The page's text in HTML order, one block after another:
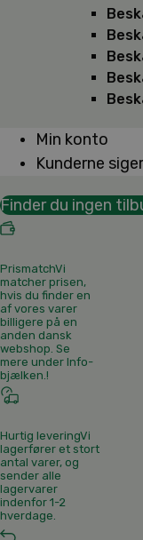
Min konto
Kunderne siger
Finder du ingen
PrismatchVi
matcher prisen,
hvis du finder en
af vores varer
billigere på en
anden dansk
webshop. Se
mere under Info-
bjælken.!
Hurtig leveringVi
lagerfører et stort
antal varer, og
sender alle
lagervarer
indenfor 1-2
hverdage.